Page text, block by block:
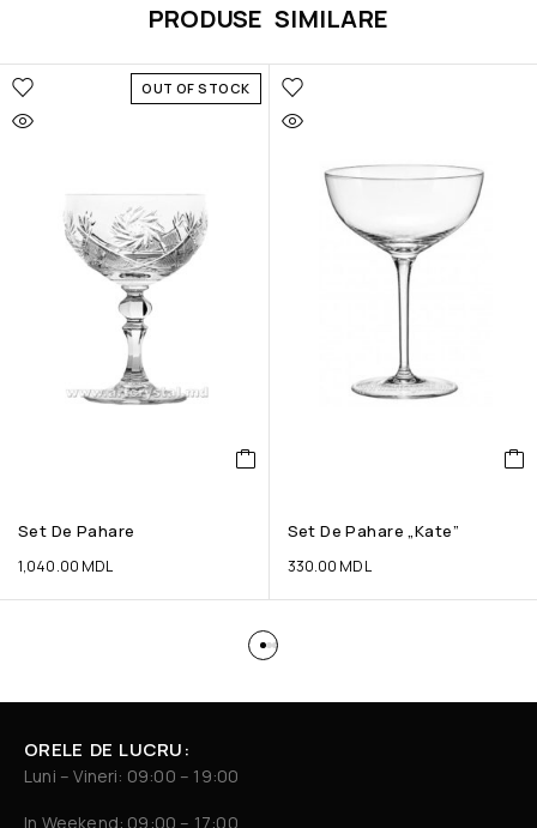
PRODUSE SIMILARE
OUT OF STOCK
Set De Pahare
1,040.00 MDL
Set De Pahare „Kate”
330.00 MDL
ORELE DE LUCRU:
Luni – Vineri: 09:00 – 19:00
In Weekend: 09:00 – 17:00